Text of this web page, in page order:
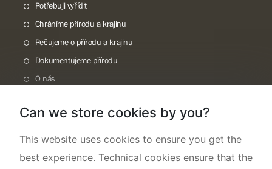
Potřebuji vyřídit
Chráníme přírodu a krajinu
Pečujeme o přírodu a krajinu
Dokumentujeme přírodu
O nás
Can we store cookies by you?
This website uses cookies to ensure you get the
best experience. Technical cookies ensure that the